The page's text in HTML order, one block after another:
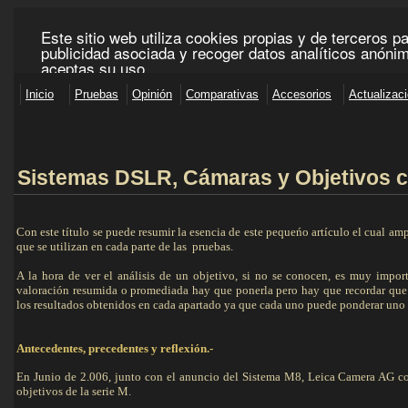
Sistemas DSLR, Cámaras y Objetivos
Con este título se puede resumir la esencia de este pequeńo artículo el cual
que se utilizan en cada parte de las pruebas.
A la hora de ver el análisis de un objetivo, si no se conocen, es muy
valoración resumida o promediada hay que ponerla pero hay que recordar
los resultados obtenidos en cada apartado ya que cada uno puede ponderar uno
Antecedentes, precedentes y reflexión.-
En Junio de 2.006, junto con el anuncio del Sistema M8, Leica Camera AG
objetivos de la serie M.